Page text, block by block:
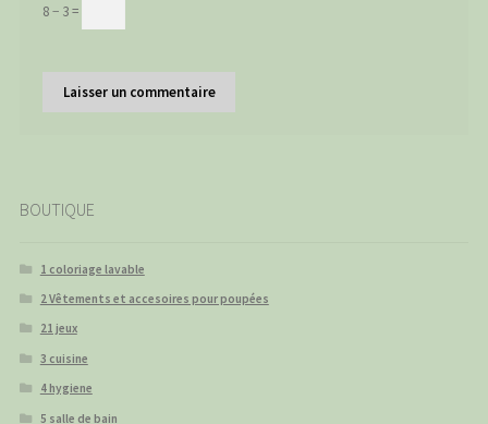
8 − 3 =
BOUTIQUE
1 coloriage lavable
2 Vêtements et accesoires pour poupées
21 jeux
3 cuisine
4 hygiene
5 salle de bain